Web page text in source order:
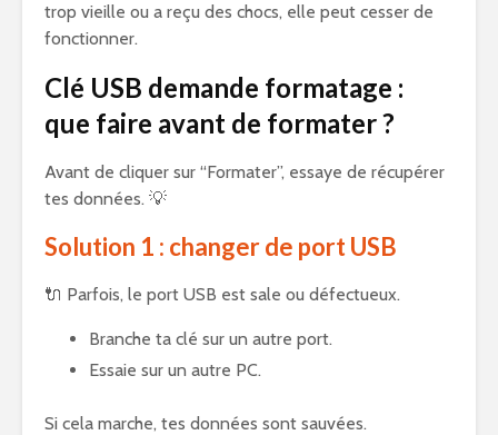
trop vieille ou a reçu des chocs, elle peut cesser de
fonctionner.
Clé USB demande formatage :
que faire avant de formater ?
Avant de cliquer sur “Formater”, essaye de récupérer
tes données. 💡
Solution 1 : changer de port USB
🔌 Parfois, le port USB est sale ou défectueux.
Branche ta clé sur un autre port.
Essaie sur un autre PC.
Si cela marche, tes données sont sauvées.